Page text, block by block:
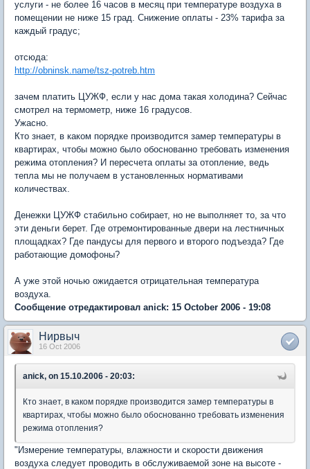
услуги - не более 16 часов в месяц при температуре воздуха в
помещении не ниже 15 град. Снижение оплаты - 23% тарифа за
каждый градус;
отсюда:
http://obninsk.name/tsz-potreb.htm
зачем платить ЦУЖФ, если у нас дома такая холодина? Сейчас
смотрел на термометр, ниже 16 градусов.
Ужасно.
Кто знает, в каком порядке производится замер температуры в
квартирах, чтобы можно было обоснованно требовать изменения
режима отопления? И пересчета оплаты за отопление, ведь
тепла мы не получаем в установленных нормативами
количествах.
Денежки ЦУЖФ стабильно собирает, но не выполняет то, за что
эти деньги берет. Где отремонтированные двери на лестничных
площадках? Где пандусы для первого и второго подъезда? Где
работающие домофоны?
А уже этой ночью ожидается отрицательная температура
воздуха.
Сообщение отредактировал anick: 15 October 2006 - 19:08
Нирвыч
16 Oct 2006
anick, on 15.10.2006 - 20:03:
Кто знает, в каком порядке производится замер температуры в
квартирах, чтобы можно было обоснованно требовать изменения
режима отопления?
"Измерение температуры, влажности и скорости движения
воздуха следует проводить в обслуживаемой зоне на высоте -